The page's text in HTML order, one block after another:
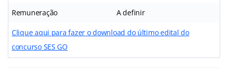
Remuneração A definir
Clique aqui para fazer o download do último edital do
concurso SES GO